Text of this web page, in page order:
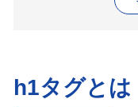
検索ユーザー
h1にキーワード
h1タグとは